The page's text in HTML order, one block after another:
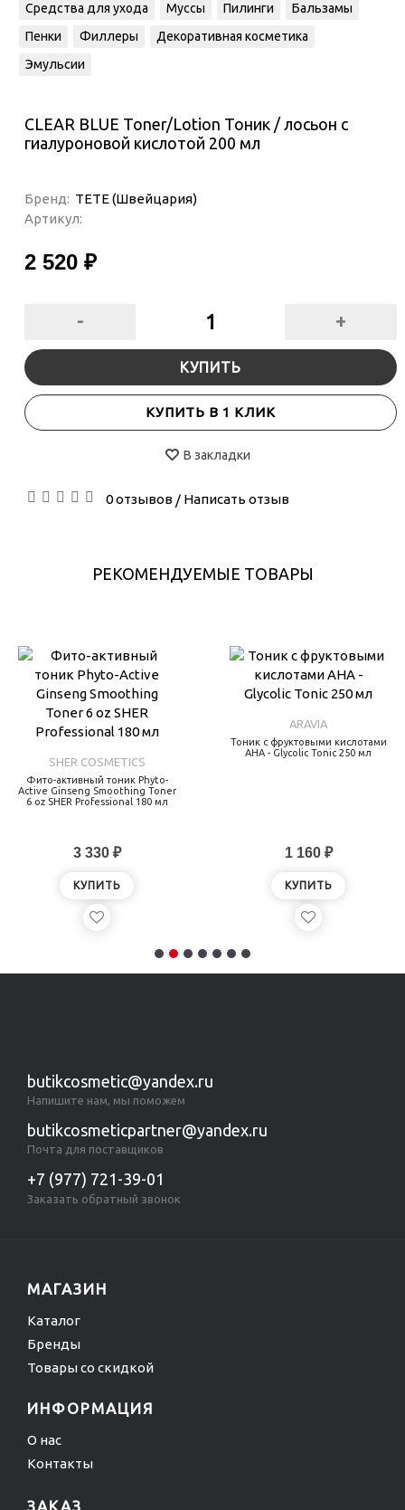
Средства для ухода
Муссы Пилинги
Бальзамы
Пенки
Филлеры
Декоративная косметика
Эмульсии
CLEAR BLUE Toner/Lotion Тоник / лосьон с
гиалуроновой кислотой 200 мл
Бренд: TETE (Швейцария)
Артикул:
2 520 ₽
- +
КУПИТЬ
КУПИТЬ В 1 КЛИК
В закладки
0 отзывов/ Написать отзыв
РЕКОМЕНДУЕМЫЕ ТОВАРЫ
SHER COSMETICS
Фито-активный тоник Phyto-
Active Ginseng Smoothing Toner
6 oz SHER Professional 180 мл
3 330 ₽
КУПИТЬ
ARAVIA
Тоник с фруктовыми кислотами
AHA - Glycolic Tonic 250 мл
1 160 ₽
КУПИТЬ
butikcosmetic@yandex.ru
Напишите нам, мы поможем
butikcosmeticpartner@yandex.ru
Почта для поставщиков
+7 (977) 721-39-01
Заказать обратный звонок
МАГАЗИН
Каталог
Бренды
Товары со скидкой
ИНФОРМАЦИЯ
О нас
Контакты
ЗАКАЗ